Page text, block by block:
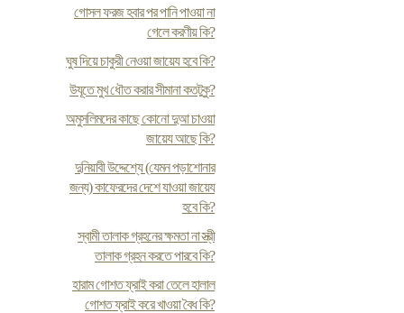
গোসল ফরজ হবার পর পানি পাওয়া না
গেলে করণীয় কি?
ঘুষ দিয়ে চাকুরী নেওয়া জায়েয হবে কি?
উযূতে মুখ ধৌত করার সীমানা কতটুকু?
অমুসলিমদের কাছে কোনো দুআ চাওয়া
জায়েয আছে কি?
দুনিয়াবী উদ্দেশ্যে (যেমন পড়াশোনার
জন্য) কাফেরদের দেশে যাওয়া জায়েয
হবে কি?
স্বামী তালাক গ্রহনের ক্ষমতা না স্ত্রী
তালাক গ্রহন করতে পারবে কি?
হারাম গোশত ফ্রাই করা তেলে হালাল
গোশত ফ্রাই করে খাওয়া বৈধ কি?